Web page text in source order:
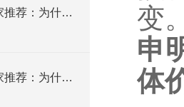
铜渣压饼机生产厂家推荐：为什么恩派特成为众多企业的信赖？
铁渣压饼机生产厂家推荐：为什么恩派特成为众多企业的优选？
变
申
体